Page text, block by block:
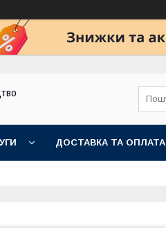
ДОСТАВКА ТА ОПЛАТА